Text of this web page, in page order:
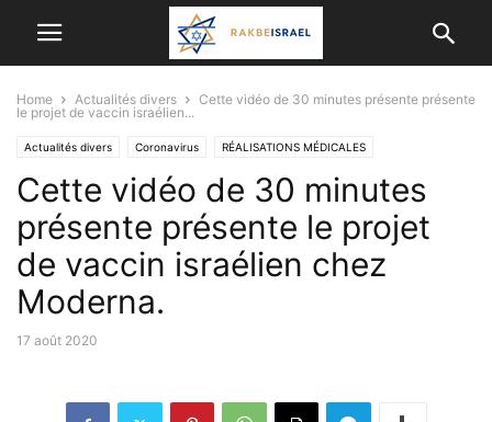
Home Actualités divers
Cette vidéo de 30 minutes présente présente
le projet de vaccin israélien...
Actualités divers Coronavirus RÉALISATIONS MÉDICALES
Cette vidéo de 30 minutes
présente présente le projet
de vaccin israélien chez
Moderna.
17 août 2020